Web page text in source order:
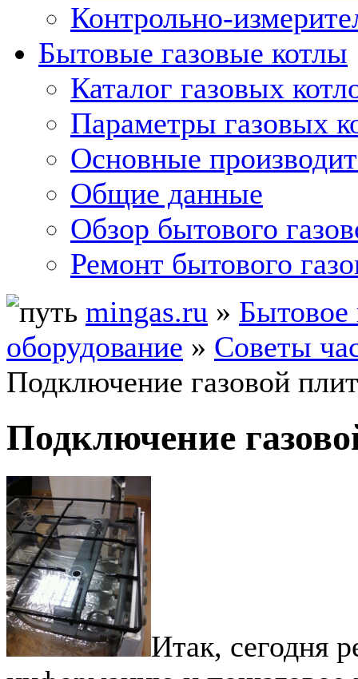
Контрольно-
Бытовые газовые котлы
Каталог газовых
Параметры газовых
Основные
Общие данные
Обзор бытового
Ремонт бытового
mingas.ru » Бытовое
оборудование » Советы
Подключение газовой
Подключение
Итак, сегодня